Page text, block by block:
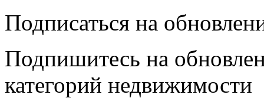
Подписаться на
Подпишитесь на
категорий недвижимости